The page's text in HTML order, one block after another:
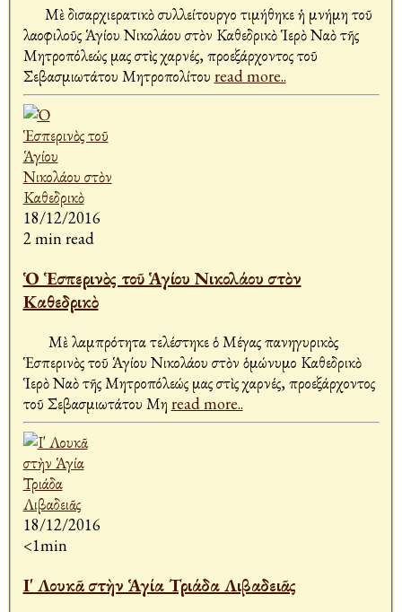
Μὲ δισαρχιερατικὸ συλλείτουργο τιμήθηκε ἡ μνήμη τοῦ
λαοφιλοῦς Ἁγίου Νικολάου στὸν Καθεδρικὸ Ἱερὸ Ναὸ τῆς
Μητροπόλεώς μας στὶς Ἀχαρνές, προεξάρχοντος τοῦ
Σεβασμιωτάτου Μητροπολίτου read more..
18/12/2016
2 min read
Ὁ Ἑσπερινὸς τοῦ Ἁγίου Νικολάου στὸν
Καθεδρικὸ
Μὲ λαμπρότητα τελέστηκε ὁ Μέγας πανηγυρικὸς
Ἑσπερινὸς τοῦ Ἁγίου Νικολάου στὸν ὁμώνυμο Καθεδρικὸ
Ἱερὸ Ναὸ τῆς Μητροπόλεώς μας στὶς Ἀχαρνές, προεξάρχοντος
τοῦ Σεβασμιωτάτου Μη read more..
18/12/2016
<1min
Ι' Λουκᾶ στὴν Ἁγία Τριάδα Λιβαδειᾶς